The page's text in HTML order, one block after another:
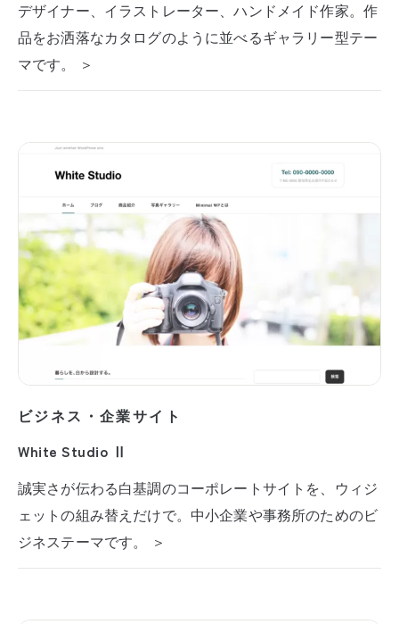
デザイナー、イラストレーター、ハンドメイド作家。作
品をお洒落なカタログのように並べるギャラリー型テー
マです。 ＞
ビジネス・企業サイト
White Studio Ⅱ
誠実さが伝わる白基調のコーポレートサイトを、ウィジ
ェットの組み替えだけで。中小企業や事務所のためのビ
ジネステーマです。 ＞